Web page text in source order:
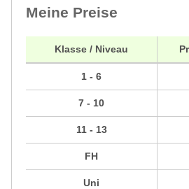
Meine Preise
Klasse / Niveau
1 - 6
7 - 10
11 - 13
FH
Uni